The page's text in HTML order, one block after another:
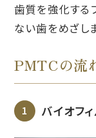
歯質を強化する
ない歯をめざしま
PMTCの流
バイオフ